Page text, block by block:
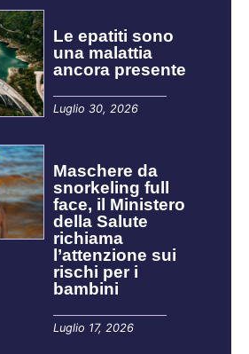
Le epatiti sono
una malattia
ancora presente
Luglio 30, 2026
Maschere da
snorkeling full
face, il Ministero
della Salute
richiama
l’attenzione sui
rischi per i
bambini
Luglio 17, 2026